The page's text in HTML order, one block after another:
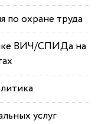
по охране труда
ВИЧ/СПИДа на
услуг